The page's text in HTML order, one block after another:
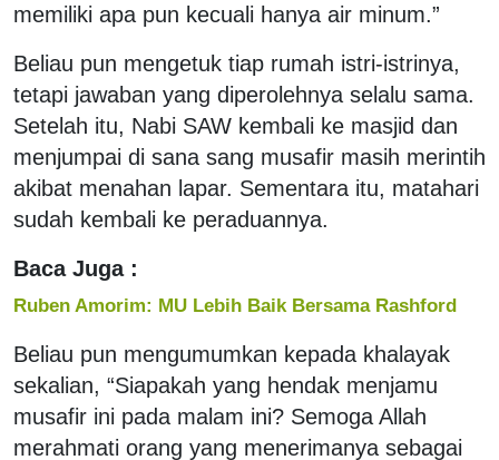
memiliki apa pun kecuali hanya air minum.”
Beliau pun mengetuk tiap rumah istri-istrinya,
tetapi jawaban yang diperolehnya selalu sama.
Setelah itu, Nabi SAW kembali ke masjid dan
menjumpai di sana sang musafir masih merintih
akibat menahan lapar. Sementara itu, matahari
sudah kembali ke peraduannya.
Baca Juga :
Ruben Amorim: MU Lebih Baik Bersama Rashford
Beliau pun mengumumkan kepada khalayak
sekalian, “Siapakah yang hendak menjamu
musafir ini pada malam ini? Semoga Allah
merahmati orang yang menerimanya sebagai